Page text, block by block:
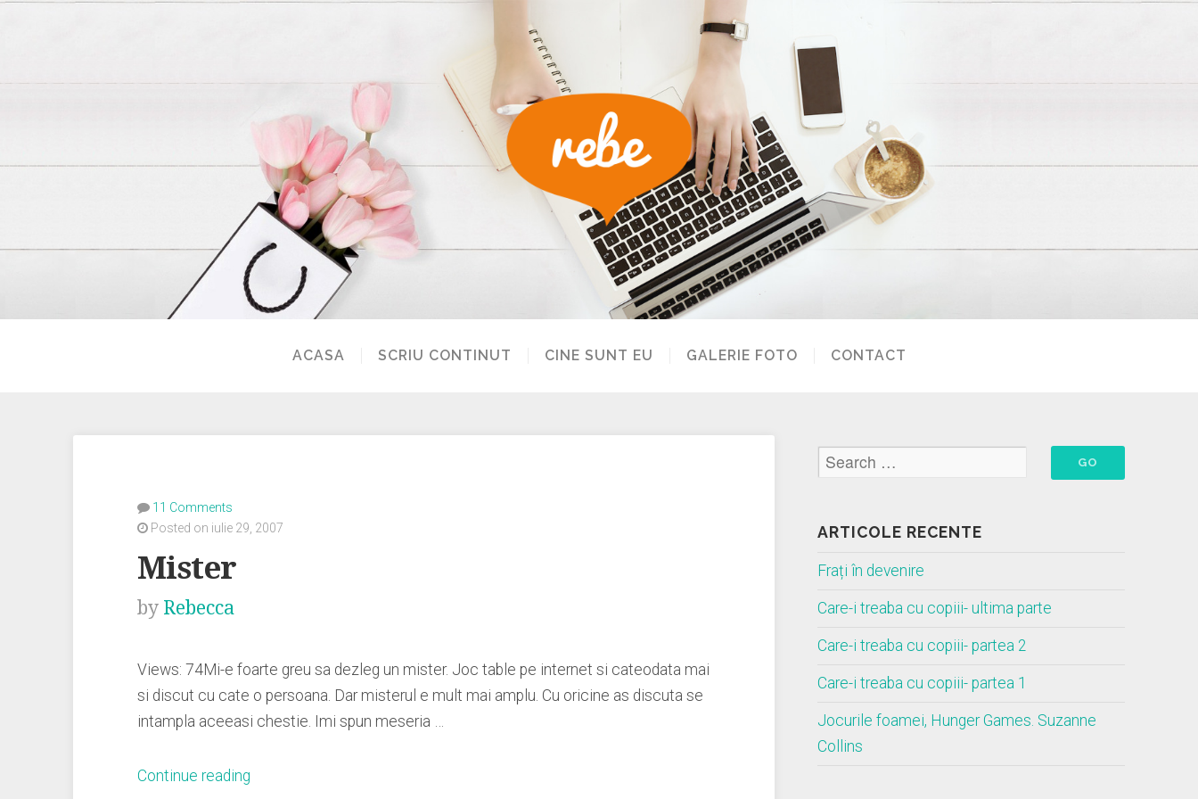
ACASA SCRIU CONTINUT CINE SUNT EU GALERIE FOTO CONTACT
11 Comments
Posted on iulie 29, 2007
Mister
by Rebecca
Views: 74Mi-e foarte greu sa dezleg un mister. Joc table pe internet si cateodata mai
si discut cu cate o persoana. Dar misterul e mult mai amplu. Cu oricine as discuta se
intampla aceeasi chestie. Imi spun meseria …
Continue reading
ARTICOLE RECENTE
Frați în devenire
Care-i treaba cu copiii- ultima parte
Care-i treaba cu copiii- partea 2
Care-i treaba cu copiii- partea 1
Jocurile foamei, Hunger Games. Suzanne
Collins